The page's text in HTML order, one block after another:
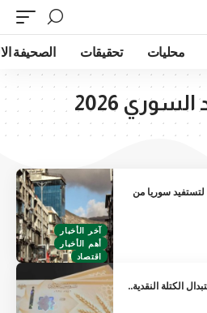
محليات تحقيقات الصحيفة
2026
آخر الأخبار
أهم الأخبار
اقتصاد
لتستفيد سوريا من
الكتلة النقدية..